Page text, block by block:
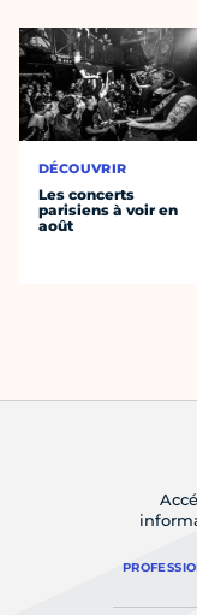
DÉCOUVRIR
Les concerts
parisiens à voir en
août